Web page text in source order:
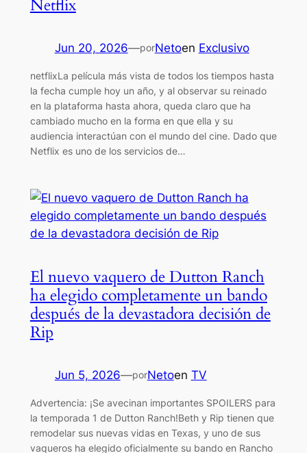
Netflix
Jun 20, 2026—porNetoen Exclusivo
netflixLa película más vista de todos los tiempos hasta
la fecha cumple hoy un año, y al observar su reinado
en la plataforma hasta ahora, queda claro que ha
cambiado mucho en la forma en que ella y su
audiencia interactúan con el mundo del cine. Dado que
Netflix es uno de los servicios de…
El nuevo vaquero de Dutton Ranch
ha elegido completamente un bando
después de la devastadora decisión de
Rip
Jun 5, 2026—porNetoen TV
Advertencia: ¡Se avecinan importantes SPOILERS para
la temporada 1 de Dutton Ranch!Beth y Rip tienen que
remodelar sus nuevas vidas en Texas, y uno de sus
vaqueros ha elegido oficialmente su bando en Rancho